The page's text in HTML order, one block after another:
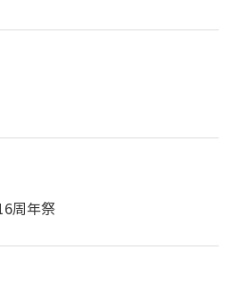
周年祭